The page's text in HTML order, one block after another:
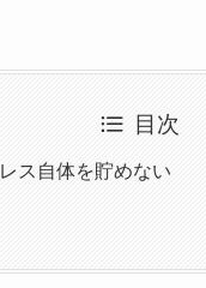
目次
ス自体を貯めない